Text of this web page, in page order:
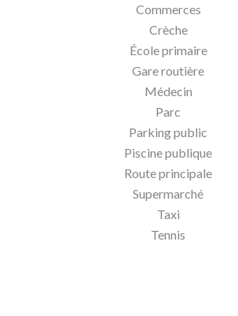
Commerces
Crèche
École primaire
Gare routière
Médecin
Parc
Parking public
Piscine publique
Route principale
Supermarché
Taxi
Tennis